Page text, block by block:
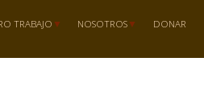
TRABAJO NOSOTROS DONAR